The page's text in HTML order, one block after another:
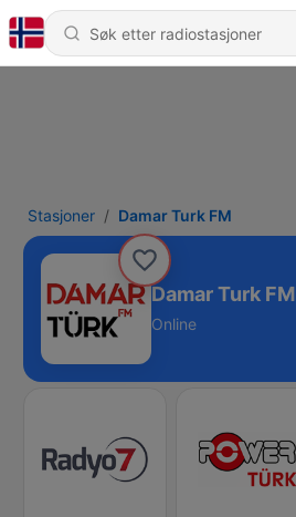
Stasjoner Damar Turk FM
Damar Turk FM
Online